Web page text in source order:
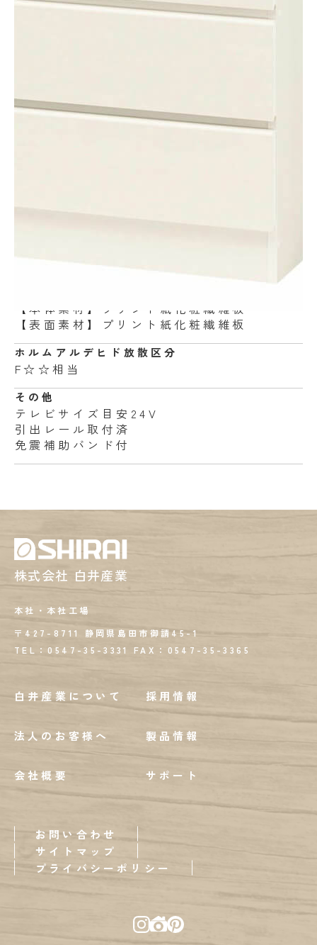
タイプ
JANコード
4968644012741
【中棚】5kg
【本体素材】プリント紙化粧繊維板
【表面素材】プリント紙化粧繊維板
ホルムアルデヒド 放散区分
F☆☆相当
その他
テレビサイズ目安24V
引出レール取付済
免震補助バンド付
株式会社 白井産業
本社・本社工場
〒427-8711 静岡県島田市御請45-1
TEL：0547-35-3331
FAX： 0547-35-3365
白井産業について
法人のお客様へ
会社概要
採用情報
製品情報
サポート
お問い合わせ
サイトマップ
プライバシーポリシー